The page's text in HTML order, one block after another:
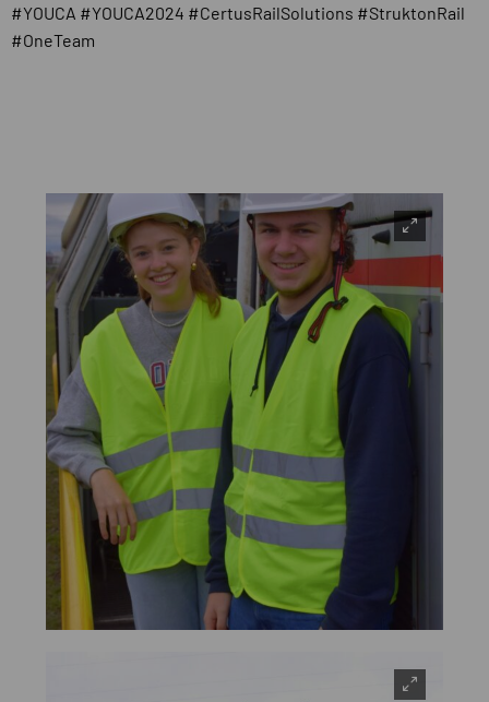
#YOUCA #YOUCA2024 #CertusRailSolutions #StruktonRail
#OneTeam